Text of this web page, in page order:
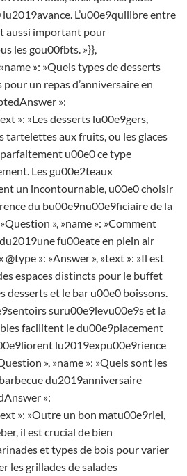
L’u00e9quilibre entre
aussi important pour
les gou00fbts. »}},
»: »Quels types de desserts
un repas d’anniversaire en
»:
»: »Les desserts lu00e9gers,
tartelettes aux fruits, ou les glaces
u00e0 ce type
Les gu00e2teaux
un incontournable, u00e0 choisir
du bu00e9nu00e9ficiaire de la
», »name »: »Comment
fu00eate en plein air
@type »: »Answer », »text »: »Il est
espaces distincts pour le buffet
desserts et le bar u00e0 boissons.
suru00e9levu00e9s et la
facilitent le du00e9placement
lu2019expu00e9rience
», »name »: »Quels sont les
du2019anniversaire
»:
»: »Outre un bon matu00e9riel,
il est crucial de bien
et types de bois pour varier
les grillades de salades